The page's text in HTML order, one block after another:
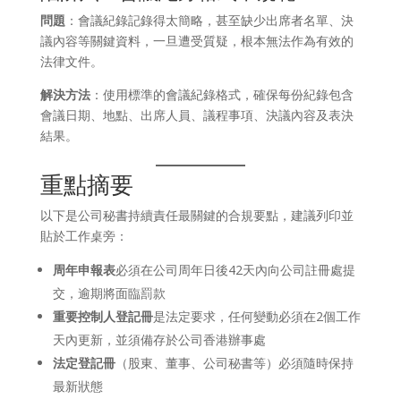
問題 ：會議紀錄記錄得太簡略，甚至缺少出席者名單、決
議內容等關鍵資料，一旦遭受質疑，根本無法作為有效的
法律文件。
解決方法：使用標準的會議紀錄格式，確保每份紀錄包含
會議日期、地點、出席人員、議程事項、決議內容及表決
結果。
重點摘要
以下是公司秘書持續責任最關鍵的合規要點，建議列印並
貼於工作桌旁：
周年申報表必須在公司周年日後42天內向公司註冊處提
交，逾期將面臨罰款
重要控制人登記冊是法定要求，任何變動必須在2個工作
天內更新，並須備存於公司香港辦事處
法定登記冊（股東、董事、公司秘書等）必須隨時保持
最新狀態